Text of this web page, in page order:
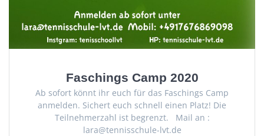
Faschings Camp 2020
Ab sofort könnt ihr euch für das Faschings Camp
anmelden. Sichert euch schnell einen Platz! Die
Teilnehmerzahl ist begrenzt. Mail an :
lara@tennisschule-lvt.de